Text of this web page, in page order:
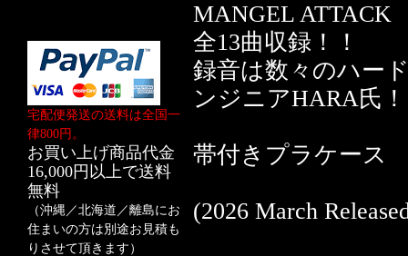
宅配便発送の送料は全国一
律800円。
お買い上げ商品代金
16,000円以上で送料
無料
（沖縄／北海道／離島にお
住まいの方は別途お見積も
りさせて頂きます）
MANGEL ATTACK
全13曲収録！！
録音は数々のハー
ンジニアHARA氏
帯付きプラケース
(2026 March